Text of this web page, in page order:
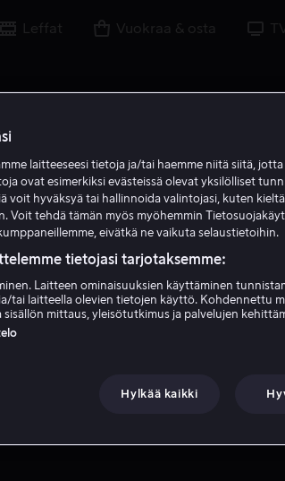
Leffat Vuokraa & osta
9 10 11 12 13
Viimeisin
laitteeseesi tietoja ja/tai haemme niitä siitä,
ovat esimerkiksi evästeissä olevat yksilölliset
voit hyväksyä tai hallinnoida valintojasi, kuten
Voit tehdä tämän myös myöhemmin
eivätkä ne vaikuta selaustietoihin.
tietojasi tarjotaksemme:
Laitteen ominaisuuksien käyttäminen
tai laitteella olevien tietojen käyttö. Kohdennettu
mittaus, yleisötutkimus ja palvelujen
Hylkää kaikki